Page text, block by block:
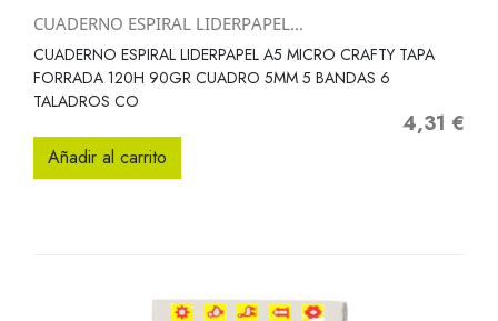
CUADERNO ESPIRAL LIDERPAPEL...
CUADERNO ESPIRAL LIDERPAPEL A5 MICRO CRAFTY TAPA
FORRADA 120H 90GR CUADRO 5MM 5 BANDAS 6
TALADROS CO
Precio
4,31 €
Añadir al carrito